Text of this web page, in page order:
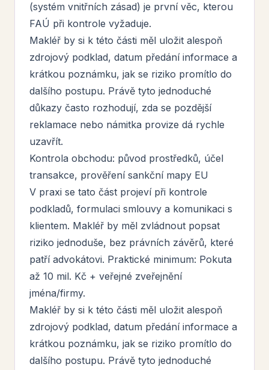
(systém vnitřních zásad) je první věc, kterou
FAÚ při kontrole vyžaduje.
Makléř by si k této části měl uložit alespoň
zdrojový podklad, datum předání informace a
krátkou poznámku, jak se riziko promítlo do
dalšího postupu. Právě tyto jednoduché
důkazy často rozhodují, zda se pozdější
reklamace nebo námitka provize dá rychle
uzavřít.
Kontrola obchodu: původ prostředků, účel
transakce, prověření sankční mapy EU
V praxi se tato část projeví při kontrole
podkladů, formulaci smlouvy a komunikaci s
klientem. Makléř by měl zvládnout popsat
riziko jednoduše, bez právních závěrů, které
patří advokátovi. Praktické minimum: Pokuta
až 10 mil. Kč + veřejné zveřejnění
jména/firmy.
Makléř by si k této části měl uložit alespoň
zdrojový podklad, datum předání informace a
krátkou poznámku, jak se riziko promítlo do
dalšího postupu. Právě tyto jednoduché